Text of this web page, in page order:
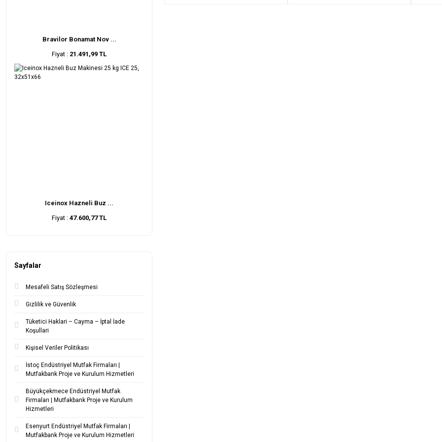
Bravilor Bonamat Nov ...
Fiyat : 21.491,99 TL
Iceinox Hazneli Buz ...
Fiyat : 47.600,77 TL
Sayfalar
Mesafeli Satış Sözleşmesi
Gizlilik ve Güvenlik
Tüketici Haklari – Cayma – İptal İade
Koşullari
Kişisel Veriler Politikası
İstoç Endüstriyel Mutfak Firmaları |
Mutfakbank Proje ve Kurulum Hizmetleri
Büyükçekmece Endüstriyel Mutfak
Firmaları | Mutfakbank Proje ve Kurulum
Hizmetleri
Esenyurt Endüstriyel Mutfak Firmaları |
Mutfakbank Proje ve Kurulum Hizmetleri